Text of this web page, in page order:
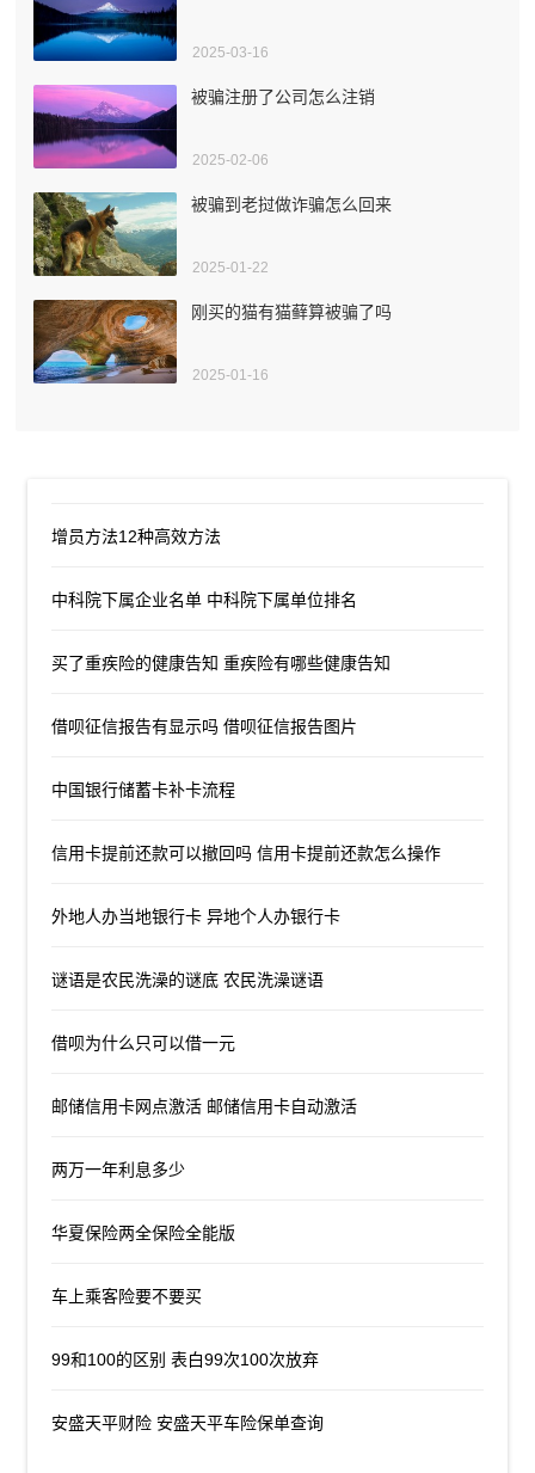
2025-03-16
被骗注册了公司怎么注销
2025-02-06
被骗到老挝做诈骗怎么回来
2025-01-22
刚买的猫有猫藓算被骗了吗
2025-01-16
增员方法12种高效方法
中科院下属企业名单 中科院下属单位排名
买了重疾险的健康告知 重疾险有哪些健康告知
借呗征信报告有显示吗 借呗征信报告图片
中国银行储蓄卡补卡流程
信用卡提前还款可以撤回吗 信用卡提前还款怎么操作
外地人办当地银行卡 异地个人办银行卡
谜语是农民洗澡的谜底 农民洗澡谜语
借呗为什么只可以借一元
邮储信用卡网点激活 邮储信用卡自动激活
两万一年利息多少
华夏保险两全保险全能版
车上乘客险要不要买
99和100的区别 表白99次100次放弃
安盛天平财险 安盛天平车险保单查询